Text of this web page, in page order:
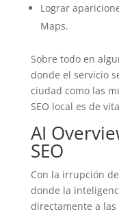
Lograr
Maps.
Sobre todo en
donde el servicio
ciudad como las
SEO local es de
AI
SEO
Con la irrupción
donde la
directamente a las